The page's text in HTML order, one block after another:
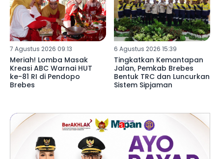
7 Agustus 2026 09:13
Meriah! Lomba Masak
Kreasi ABC Warnai HUT
ke-81 RI di Pendopo
Brebes
6 Agustus 2026 15:39
Tingkatkan Kemantapan
Jalan, Pemkab Brebes
Bentuk TRC dan Luncurkan
Sistem Sipjaman